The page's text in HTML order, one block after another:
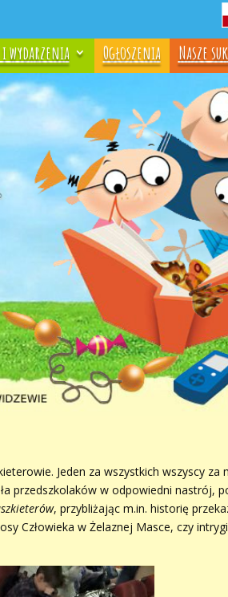
wydarzenia Ogłoszenia Nasze
Jeden za wszystkich wszyscy za
przedszkolaków w odpowiedni nastrój,
, przybliżając m.in. historię
Człowieka w Żelaznej Masce, czy intrygi